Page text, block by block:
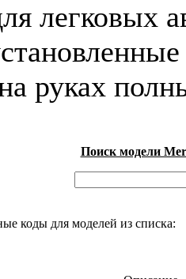
легковых
руках
Поиск модели
коды для моделей из списка: